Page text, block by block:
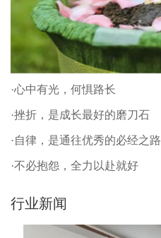
·心中有光，何惧路长
·挫折，是成长最好的磨刀石
·自律，是通往优秀的必经之路
·不必抱怨，全力以赴就好
行业新闻